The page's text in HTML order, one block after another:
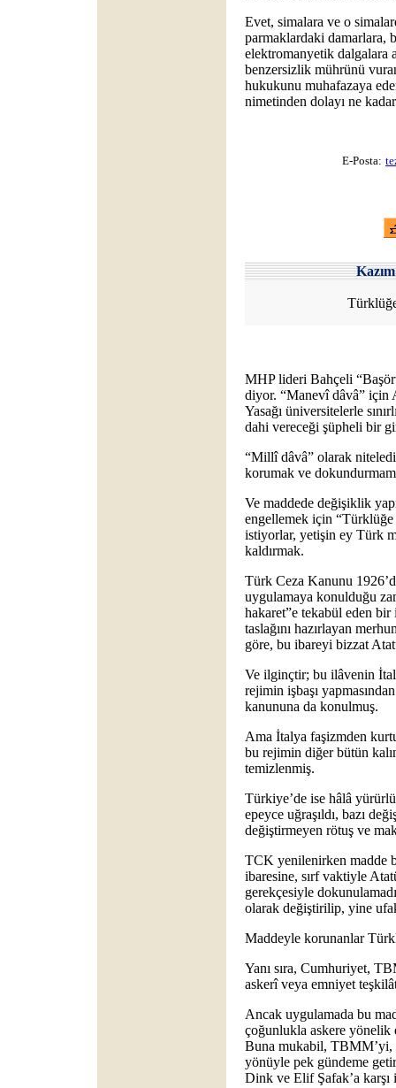
Evet, simalara ve o
parmaklardaki damarlara,
elektromanyetik dalgalara
benzersizlik mührünü
hukukunu muhafazaya
nimetinden dolayı ne
E-Posta:
MHP lideri Bahçeli
diyor. “Manevî dâvâ” için
Yasağı üniversitelerle
dahi vereceği şüpheli bir
“Millî dâvâ” olarak
korumak ve
Ve maddede değişiklik
engellemek için “Türklüğe
istiyorlar, yetişin ey Türk
kaldırmak.
Türk Ceza Kanunu
uygulamaya konulduğu
hakaret”e tekabül eden
taslağını hazırlayan
göre, bu ibareyi bizzat
Ve ilginçtir; bu ilâvenin
rejimin işbaşı
kanununa da konulmuş.
Ama İtalya faşizmden
bu rejimin diğer bütün
temizlenmiş.
Türkiye’de ise hâlâ
epeyce uğraşıldı, bazı
değiştirmeyen rötuş ve
TCK yenilenirken madde
ibaresine, sırf vaktiyle
gerekçesiyle
olarak değiştirilip, yine
Maddeyle korunanlar
Yanı sıra, Cumhuriyet,
askerî veya emniyet
Ancak uygulamada bu
çoğunlukla askere yönelik
Buna mukabil, TBMM’yi,
yönüyle pek gündeme
Dink ve Elif Şafak’a karşı